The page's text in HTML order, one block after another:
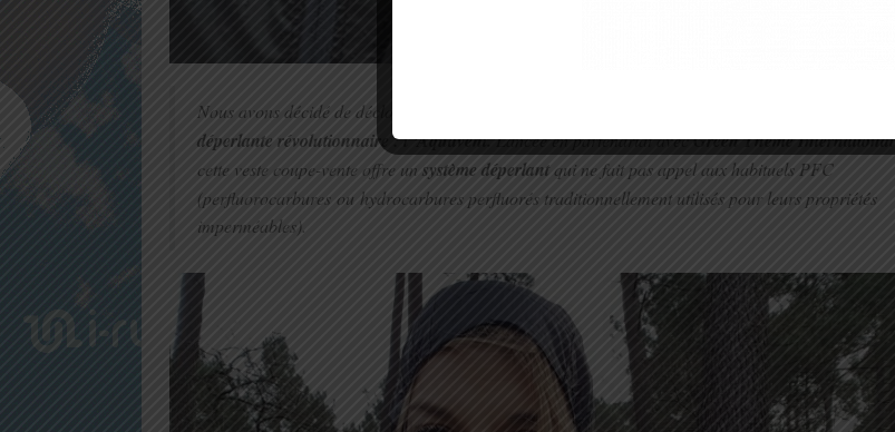
Nous avons décidé de décloisonner les pratiques et de vous présenter cette veste à la
déperlante révolutionnaire : l ‘Aquavent.Lancée en partenariat avecGreen Theme International
cette veste coupe-vente offre un système déperlantqui ne fait pas appel aux habituels PFC
(perfluorocarbures ou hydrocarbures perfluorés traditionnellement utilisés pour leurs propriétés
imperméables).